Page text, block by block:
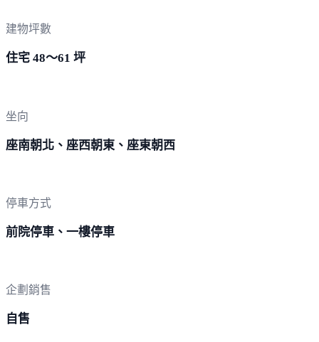
建物坪數
住宅 48～61 坪
坐向
座南朝北、座西朝東、座東朝西
停車方式
前院停車、一樓停車
企劃銷售
自售